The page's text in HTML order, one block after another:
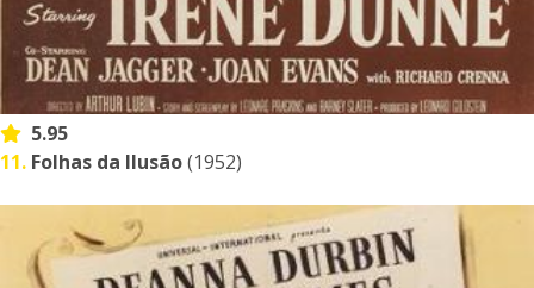
5.95
11. Folhas da Ilusão(1952)